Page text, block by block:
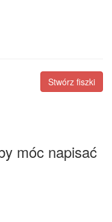
Stwórz fiszki
móc napisać